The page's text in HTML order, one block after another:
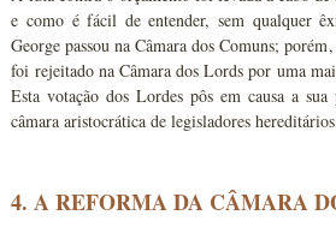
e como é fácil de entender, sem qualquer
George passou na Câmara dos Comuns;
foi rejeitado na Câmara dos Lords por uma
Esta votação dos Lordes pôs em causa a
câmara aristocrática de legisladores
4. A REFORMA DA CÂMARA